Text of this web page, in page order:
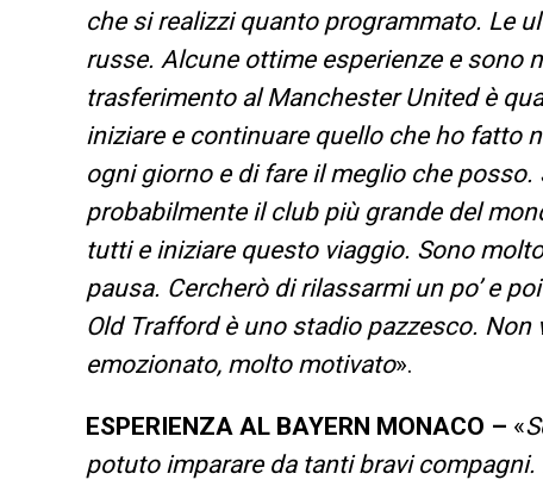
che si realizzi quanto programmato. Le
russe. Alcune ottime esperienze e sono
trasferimento al Manchester United è
iniziare e continuare quello che ho fatto
ogni giorno e di fare il meglio che
probabilmente il club più grande del
tutti e iniziare questo viaggio. Sono
pausa. Cercherò di rilassarmi un po’ e
Old Trafford è uno stadio pazzesco. Non
emozionato, molto motivato».
ESPERIENZA AL BAYERN MONACO – «
potuto imparare da tanti bravi